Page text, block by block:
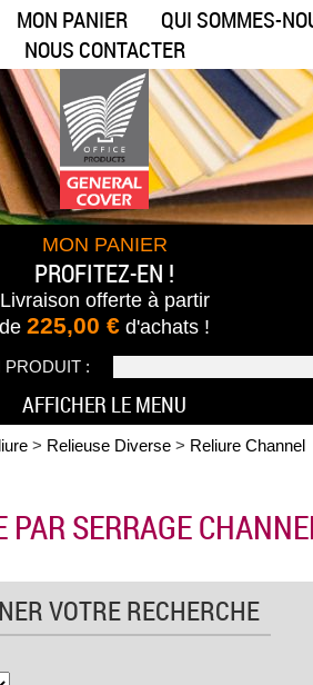
MON PANIER
QUI SOMMES-
NOUS CONTACTER
MON PANIER
PROFITEZ-EN !
Livraison offerteà partir
de 225,00 € d'achats !
PRODUIT :
AFFICHER LE MENU
> Relieuse Diverse> Reliure Channel
PAR SERRAGE
VOTRE RECHERCHE